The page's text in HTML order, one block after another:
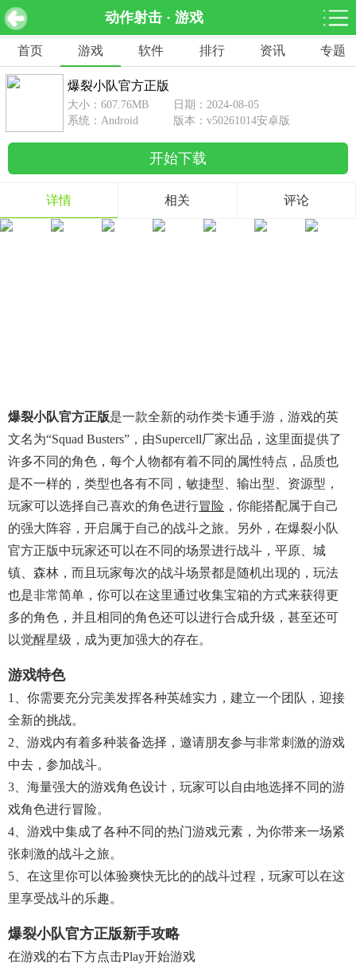
动作射击 · 游戏
网游分类 软件分类
休闲益智
462款游戏
赛车竞速
122款游戏
43款游戏
1642款游戏
动作射击
351款游戏
69款游戏
经营养成
策略塔防
冒险解谜
首页 游戏 软件 排行 资讯 专题
爆裂小队官方正版 v50261014安卓版 下载
爆裂小队官方正版
大小：607.76MB
日期：2024-08-05
系统：Android
版本：v50261014安卓版
开始下载
详情 相关 评论
爆裂小队官方正版是一款全新的动作类卡通手游，游戏的英
文名为“Squad Busters”，由supercell厂家出品，这里面提供了
许多不同的角色，每个人物都有着不同的属性特点，品质也
是不一样的，类型也各有不同，敏捷型、输出型、资源型，
玩家可以选择自己喜欢的角色进行冒险 ，你能搭配属于自己
的强大阵容，开启属于自己的战斗之旅。另外，在爆裂小队
官方正版中玩家还可以在不同的场景进行战斗，平原、城
镇、森林，而且玩家每次的战斗场景都是随机出现的，玩法
也是非常简单，你可以在这里通过收集宝箱的方式来获得更
多的角色，并且相同的角色还可以进行合成升级，甚至还可
以觉醒星级，成为更加强大的存在。
游戏特色
1、你需要充分完美发挥各种英雄实力，建立一个团队，迎接
全新的挑战。
2、游戏内有着多种装备选择，邀请朋友参与非常刺激的游戏
中去，参加战斗。
3、海量强大的游戏角色设计，玩家可以自由地选择不同的游
戏角色进行冒险。
4、游戏中集成了各种不同的热门游戏元素，为你带来一场紧
张刺激的战斗之旅。
5、在这里你可以体验爽快无比的的战斗过程，玩家可以在这
里享受战斗的乐趣。
爆裂小队官方正版新手攻略
在游戏的右下方点击play开始游戏